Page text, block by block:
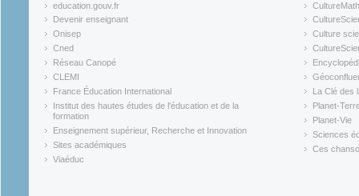
education.gouv.fr
(link is external)
Devenir enseignant
(link is external)
Onisep
(link is external)
Cned
(link is external)
Réseau Canopé
(link is external)
CLEMI
(link is external)
France Éducation International
(link is external)
Institut des hautes études de l'éducation et de la
formation
(link is external)
Enseignement supérieur, Recherche et Innovation
(link is external)
Sites académiques
(link is external)
Viaéduc
CultureMath
(link is
(link is
Culture
(link is
(link is
(link is
La Clé des
(link is
Planet-
(link is
Planet-Vie
(link is
Sciences
(link is
Ces